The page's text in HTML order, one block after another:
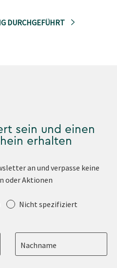
DURCHGEFÜHRT
sein und einen
erhalten
an und verpasse keine
oder Aktionen
Nicht spezifiziert
Nachname